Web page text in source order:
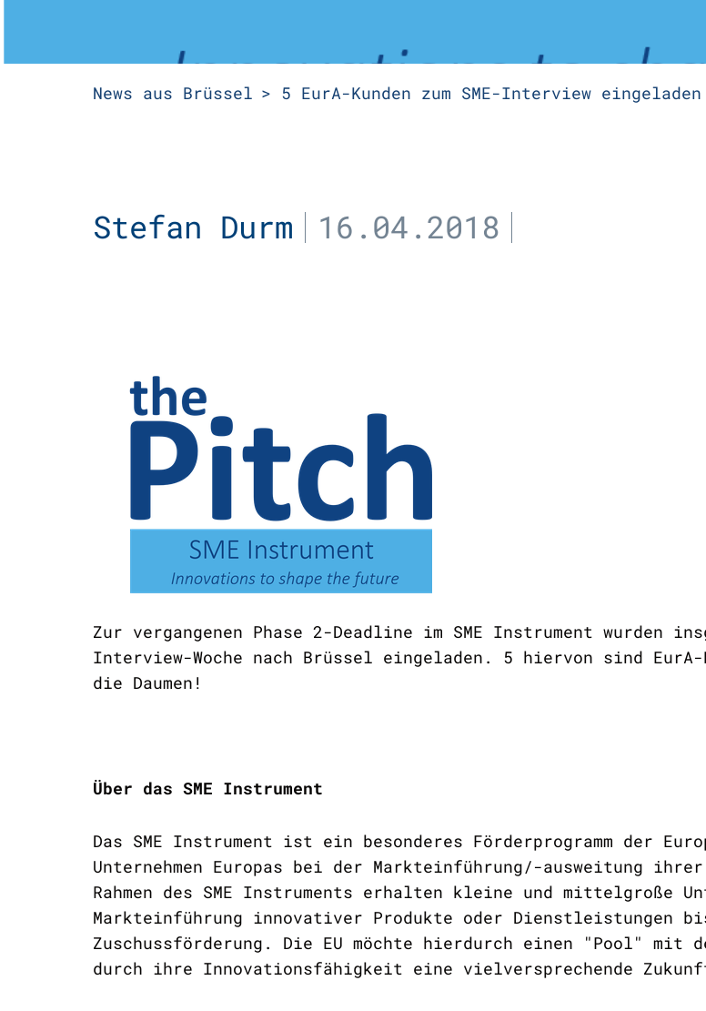
News aus Brüssel 5 EurA-Kunden zum SME-Interview eingeladen
Stefan Durm 16.04.2018
Zur vergangenen Phase 2-Deadline im SME Instrument wurden
Interview-Woche nach Brüssel eingeladen. 5 hiervon sind
die Daumen!
Über das SME Instrument
Das SME Instrument ist ein besonderes Förderprogramm der
Unternehmen Europas bei der Markteinführung/-ausweitung
Rahmen des SME Instruments erhalten kleine und mittelgroße
Markteinführung innovativer Produkte oder Dienstleistungen
Zuschussförderung. Die EU möchte hierdurch einen "Pool" mit
durch ihre Innovationsfähigkeit eine vielversprechende